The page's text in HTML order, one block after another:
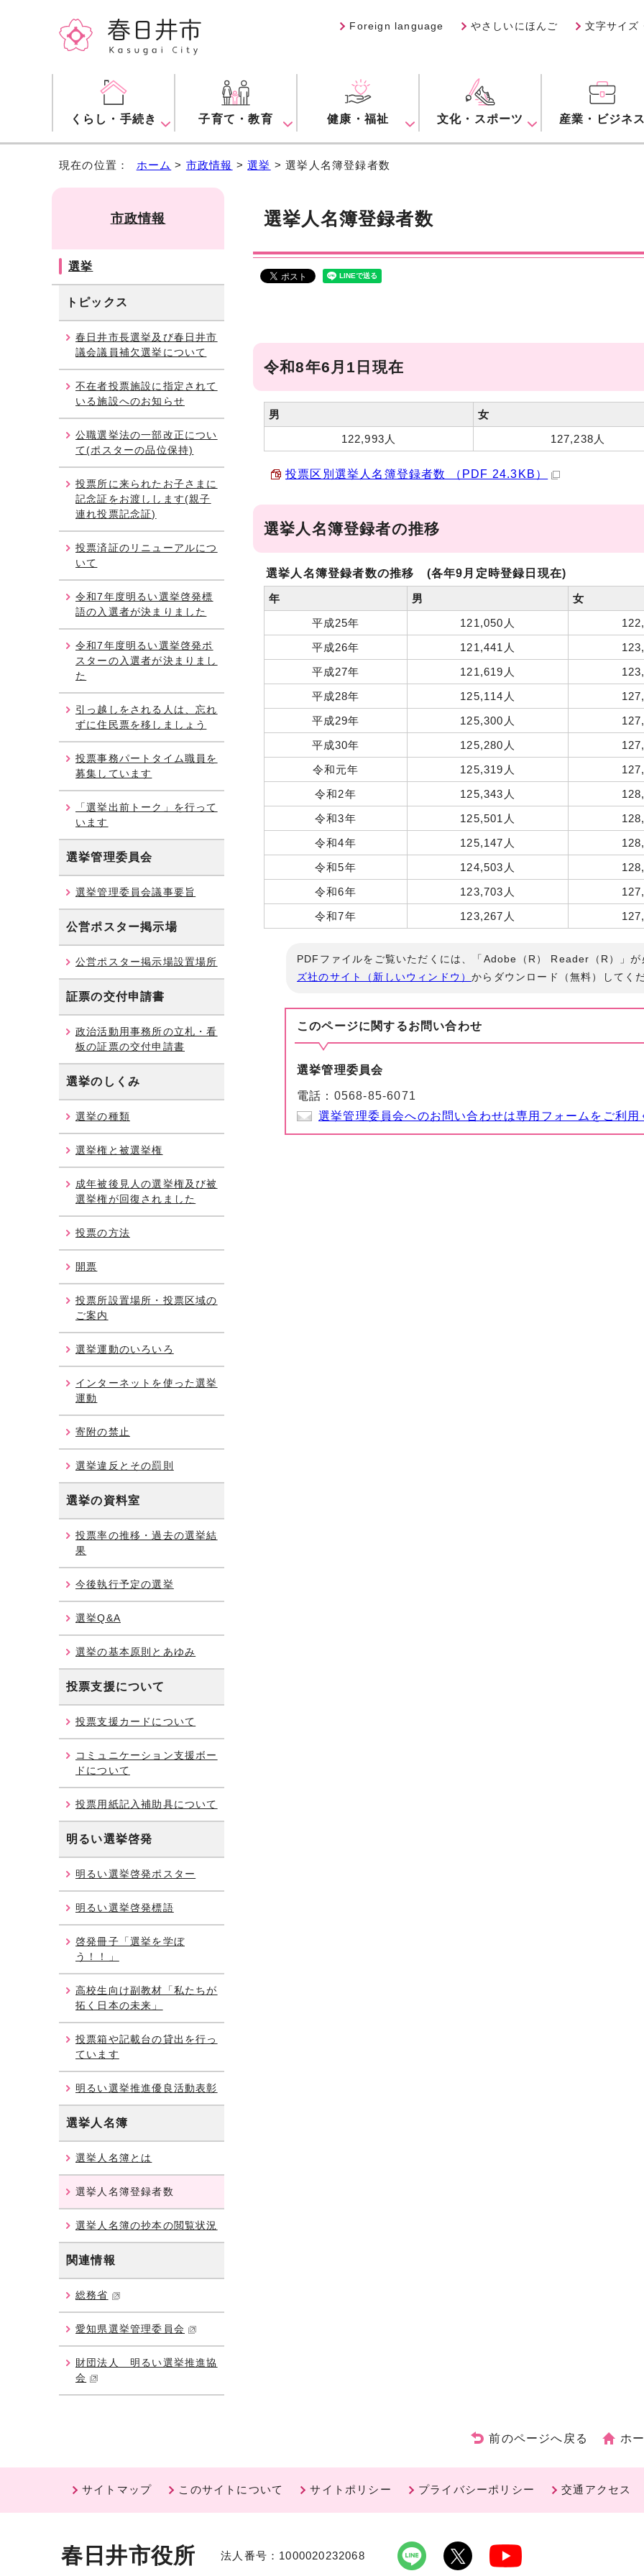
Foreign language やさしいにほんご 文字サイズ
くらし・手続き 子育て・教育 健康・福祉 文化・スポーツ 産業・ビジネス
現在の位置： ホーム > 市政情報 >選挙 > 選挙人名簿登録者数
選挙人名簿登録者数
令和8年6月1日現在
男 女
122,993人
127,238人
投票区別選挙人名簿登録者数 （PDF 24.3KB）
選挙人名簿登録者の推移
選挙人名簿登録者数の推移 (各年9月定時登録日現在)
年 男 女
平成25年
121,050人
平成26年
121,441人
平成27年
121,619人
平成28年
125,114人
平成29年
125,300人
平成30年
125,280人
令和元年
125,319人
令和2年
125,343人
令和3年
125,501人
令和4年
125,147人
令和5年
124,503人
令和6年
123,703人
令和7年
123,267人
PDFファイルをご覧いただくには、「Adobe（R） Reader（R）」が
ズ社のサイト（新しいウィンドウ）からダウンロード（無料）してくだ
このページに関するお問い合わせ
選挙管理委員会
電話： 0568-85-6071
選挙管理委員会へのお問い合わせは専用フォームをご利用
市政情報
選挙
トピックス
春日井市長選挙及び春日井市
議会議員補欠選挙について
不在者投票施設に指定されて
いる施設へのお知らせ
公職選挙法の一部改正につい
て(ポスターの品位保持)
投票所に来られたお子さまに
記念証をお渡しします(親子
連れ投票記念証)
投票済証のリニューアルにつ
いて
令和7年度明るい選挙啓発標
語の入選者が決まりました
令和7年度明るい選挙啓発ポ
スターの入選者が決まりまし
た
引っ越しをされる人は、忘れ
ずに住民票を移しましょう
投票事務パートタイム職員を
募集しています
「選挙出前トーク」を行って
います
選挙管理委員会
選挙管理委員会議事要旨
公営ポスター掲示場
公営ポスター掲示場設置場所
証票の交付申請書
政治活動用事務所の立札・看
板の証票の交付申請書
選挙のしくみ
選挙の種類
選挙権と被選挙権
成年被後見人の選挙権及び被
選挙権が回復されました
投票の方法
開票
投票所設置場所・投票区域の
ご案内
選挙運動のいろいろ
インターネットを使った選挙
運動
寄附の禁止
選挙違反とその罰則
選挙の資料室
投票率の推移・過去の選挙結
果
今後執行予定の選挙
選挙Q&A
選挙の基本原則とあゆみ
投票支援について
投票支援カードについて
コミュニケーション支援ボー
ドについて
投票用紙記入補助具について
明るい選挙啓発
明るい選挙啓発ポスター
明るい選挙啓発標語
啓発冊子「選挙を学ぼ
う！！」
高校生向け副教材「私たちが
拓く日本の未来」
投票箱や記載台の貸出を行っ
ています
明るい選挙推進優良活動表彰
選挙人名簿
選挙人名簿とは
選挙人名簿登録者数
選挙人名簿の抄本の閲覧状況
関連情報
総務省
愛知県選挙管理委員会
財団法人 明るい選挙推進協
会
前のページへ戻る ホ
サイトマップ このサイトについて サイトポリシー プライバシーポリシー 交通アクセス
春日井市役所 法人番号：1000020232068